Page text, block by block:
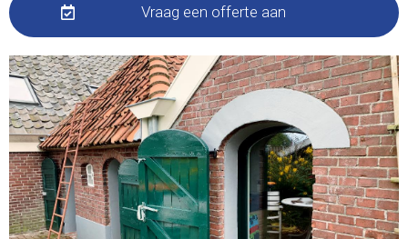
Vraag een offerte aan